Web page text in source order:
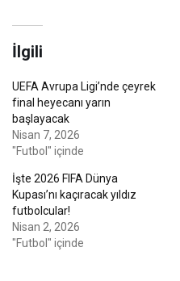
İlgili
UEFA Avrupa Ligi’nde çeyrek
final heyecanı yarın
başlayacak
Nisan 7, 2026
"Futbol" içinde
İşte 2026 FIFA Dünya
Kupası’nı kaçıracak yıldız
futbolcular!
Nisan 2, 2026
"Futbol" içinde